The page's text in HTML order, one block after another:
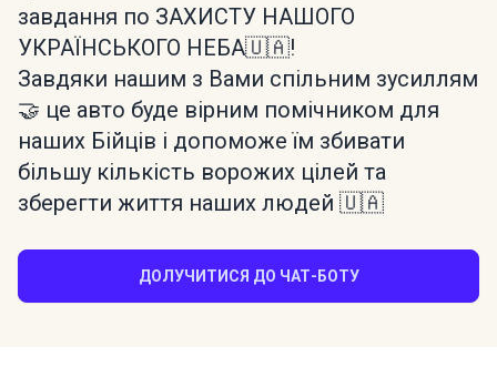
завдання по ЗАХИСТУ НАШОГО
УКРАЇНСЬКОГО НЕБА🇺🇦!
Завдяки нашим з Вами спільним зусиллям
🤝 це авто буде вірним помічником для
наших Бійців і допоможе їм збивати
більшу кількість ворожих цілей та
зберегти життя наших людей 🇺🇦
ДОЛУЧИТИСЯ ДО ЧАТ-БОТУ